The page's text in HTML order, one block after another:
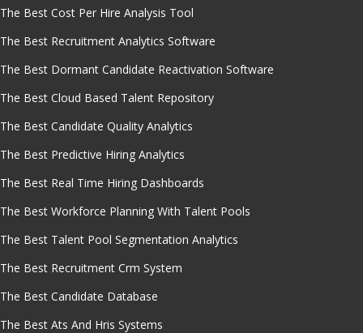
The Best Cost Per Hire Analysis Tool
The Best Recruitment Analytics Software
The Best Dormant Candidate Reactivation Software
The Best Cloud Based Talent Repository
The Best Candidate Quality Analytics
The Best Predictive Hiring Analytics
The Best Real Time Hiring Dashboards
The Best Workforce Planning With Talent Pools
The Best Talent Pool Segmentation Analytics
The Best Recruitment Crm System
The Best Candidate Database
The Best Ats And Hris Systems